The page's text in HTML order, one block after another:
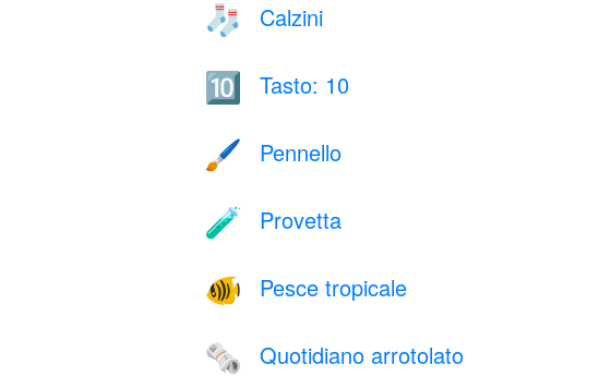
🧦 Calzini
🔟 Tasto: 10
🖌️ Pennello
🧪 Provetta
🐠 Pesce tropicale
🗞️ Quotidiano arrotolato